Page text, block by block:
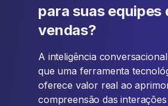
para suas equipes
vendas?
A inteligência
que uma ferramenta
oferece valor real ao
compreensão das